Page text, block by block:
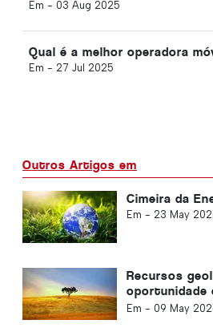
Em - 03 Aug 2025
Qual é a melhor operadora
Em - 27 Jul 2025
Outros Artigos em
Cimeira da
Em - 23 May
Recursos
oportunidade
Portugal não
Em - 09 May